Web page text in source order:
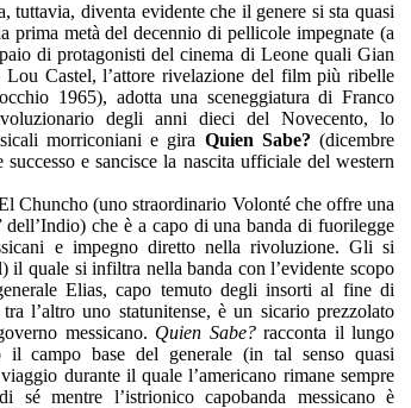
tuttavia, diventa evidente che il genere si sta quasi
prima metà del decennio di pellicole impegnate (a
di protagonisti del cinema di Leone quali Gian
Castel, l’attore rivelazione del film più ribelle
1965), adotta una sceneggiatura di Franco
degli anni dieci del Novecento, lo
morriconiani e gira Quien Sabe? (dicembre
e sancisce la nascita ufficiale del western
Chuncho (uno straordinario Volonté che offre una
che è a capo di una banda di fuorilegge
e impegno diretto nella rivoluzione. Gli si
il quale si infiltra nella banda con l’evidente scopo
Elias, capo temuto degli insorti al fine di
l’altro uno statunitense, è un sicario prezzolato
messicano. Quien Sabe?racconta il lungo
base del generale (in tal senso quasi
durante il quale l’americano rimane sempre
mentre l’istrionico capobanda messicano è